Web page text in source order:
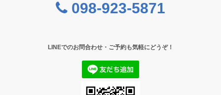
098-923-5871
LINEでのお問合わせ・ご予約も気軽にどうぞ！